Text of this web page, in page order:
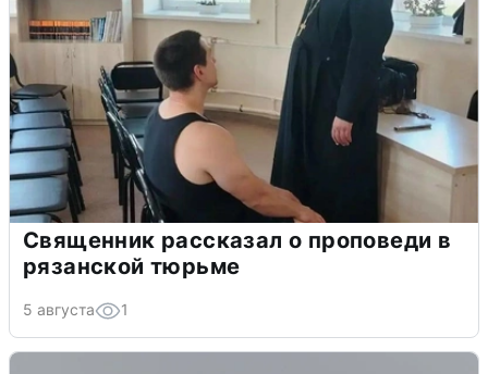
Священник рассказал о проповеди в
рязанской тюрьме
5 августа 1